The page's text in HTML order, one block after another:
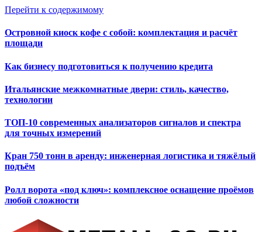
Перейти к содержимому
Островной киоск кофе с собой: комплектация и расчёт
площади
Как бизнесу подготовиться к получению кредита
Итальянские межкомнатные двери: стиль, качество,
технологии
ТОП-10 современных анализаторов сигналов и спектра
для точных измерений
Кран 750 тонн в аренду: инженерная логистика и тяжёлый
подъём
Ролл ворота «под ключ»: комплексное оснащение проёмов
любой сложности